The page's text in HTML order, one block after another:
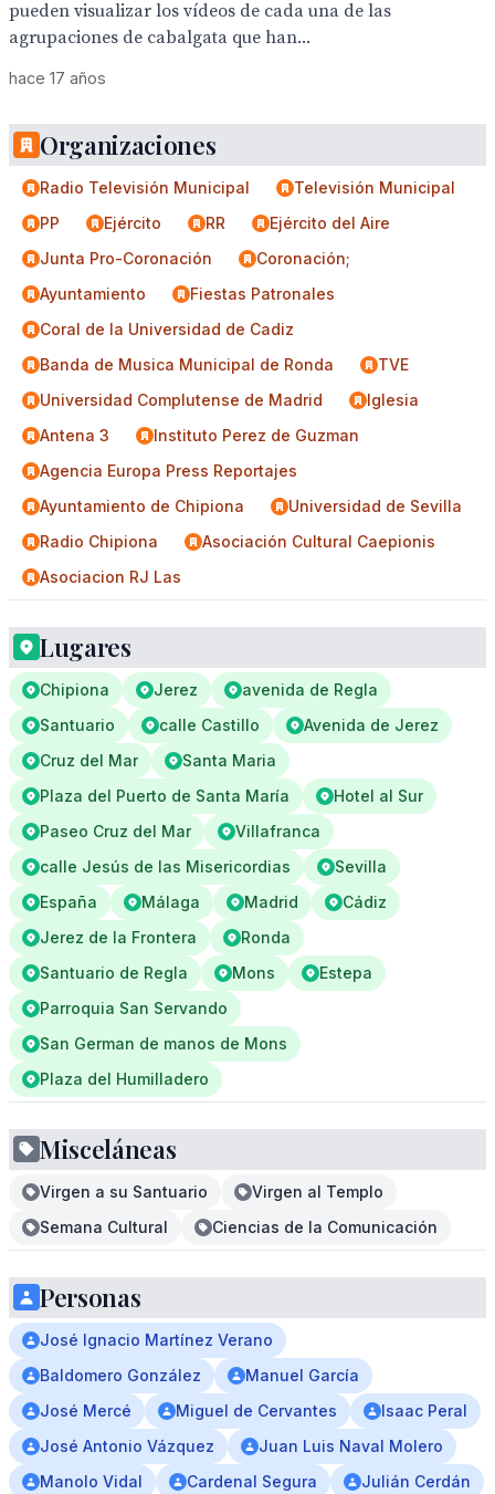
pueden visualizar los vídeos de cada una de las
agrupaciones de cabalgata que han...
hace 17 años
Organizaciones
Radio Televisión Municipal
Televisión Municipal
PP
Ejército RR
Ejército del Aire
Junta Pro-Coronación
Coronación;
Ayuntamiento
Fiestas Patronales
Coral de la Universidad de Cadiz
Banda de Musica Municipal de Ronda
TVE
Universidad Complutense de Madrid
Iglesia
Antena 3
Instituto Perez de Guzman
Agencia Europa Press Reportajes
Ayuntamiento de Chipiona
Universidad de Sevilla
Radio Chipiona
Asociación Cultural Caepionis
Asociacion RJ Las
Lugares
Chipiona Jerez
avenida de Regla
Santuario
calle Castillo
Avenida de Jerez
Cruz del Mar
Santa Maria
Plaza del Puerto de Santa María
Hotel al Sur
Paseo Cruz del Mar
Villafranca
calle Jesús de las Misericordias
Sevilla
España
Málaga Madrid
Cádiz
Jerez de la Frontera
Ronda
Santuario de Regla
Mons
Estepa
Parroquia San Servando
San German de manos de Mons
Plaza del Humilladero
Misceláneas
Virgen a su Santuario
Virgen al Templo
Semana Cultural
Ciencias de la Comunicación
Personas
José Ignacio Martínez Verano
Baldomero González
Manuel García
José Mercé
Miguel de Cervantes
Isaac Peral
José Antonio Vázquez
Juan Luis Naval Molero
Manolo Vidal
Cardenal Segura
Julián Cerdán